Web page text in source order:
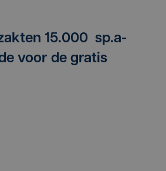
15.000 sp.a-
voor de gratis